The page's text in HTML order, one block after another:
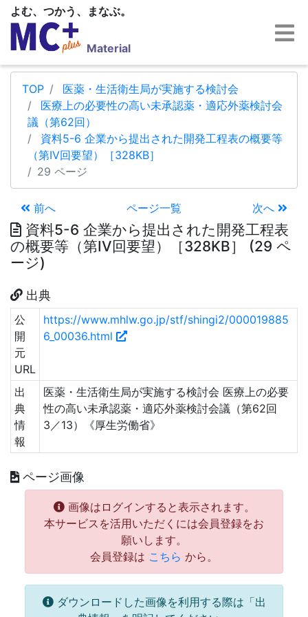
よむ、つかう、まなぶ。
Material
TOP
医薬・生活衛生局が実施する検討会
医療上の必要性の高い未承認薬・適応外薬検討会
議（第62回）
資料5-6 企業から提出された開発工程表の概要等
（第IV回要望）［328KB］
29 ページ
前へ ページ一覧 次へ
資料5-6 企業から提出された開発工程表
の概要等（第IV回要望）［328KB］ (29 ペ
ージ)
出典
公
開
元
URL
https://www.mhlw.go.jp/stf/shingi2/000019885
6_00036.html
出
典
情
報
医薬・生活衛生局が実施する検討会 医療上の必要
性の高い未承認薬・適応外薬検討会議（第62回
3／13）《厚生労働省》
ページ画像
画像はログインすると表示されます。
本サービスを活用いただくには会員登録をお
願いします。
会員登録は こちら から。
ダウンロードした画像を利用する際は「出